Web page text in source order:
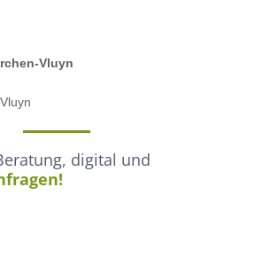
Vluyn
digital und